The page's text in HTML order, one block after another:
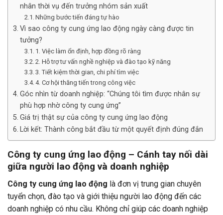
nhân thời vụ đến trưởng nhóm sản xuất
Những bước tiến đáng tự hào
Vì sao công ty cung ứng lao động ngày càng được tin
tưởng?
1. Việc làm ổn định, hợp đồng rõ ràng
2. Hỗ trợ tư vấn nghề nghiệp và đào tạo kỹ năng
3. Tiết kiệm thời gian, chi phí tìm việc
4. Cơ hội thăng tiến trong công việc
Góc nhìn từ doanh nghiệp: “Chúng tôi tìm được nhân sự
phù hợp nhờ công ty cung ứng”
Giá trị thật sự của công ty cung ứng lao động
Lời kết: Thành công bắt đầu từ một quyết định đúng đắn
Công ty cung ứng lao động – Cánh tay nối dài
giữa người lao động và doanh nghiệp
Công ty cung ứng lao động là đơn vị trung gian chuyên
tuyển chọn, đào tạo và giới thiệu người lao động đến các
doanh nghiệp có nhu cầu. Không chỉ giúp các doanh nghiệp